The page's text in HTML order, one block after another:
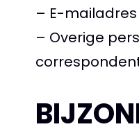
– E-mailadres
– Overige